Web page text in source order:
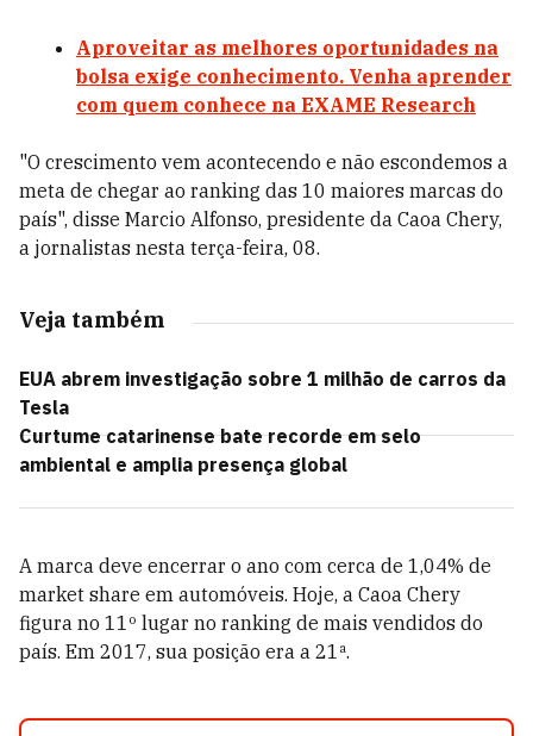
Aproveitar as melhores oportunidades na
bolsa exige conhecimento. Venha aprender
com quem conhece na EXAME Research
"O crescimento vem acontecendo e não escondemos a
meta de chegar ao ranking das 10 maiores marcas do
país", disse Marcio Alfonso, presidente da Caoa Chery,
a jornalistas nesta terça-feira, 08.
Veja também
EUA abrem investigação sobre 1 milhão de carros da
Tesla
Curtume catarinense bate recorde em selo
ambiental e amplia presença global
A marca deve encerrar o ano com cerca de 1,04% de
market share em automóveis. Hoje, a Caoa Chery
figura no 11º lugar no ranking de mais vendidos do
país. Em 2017, sua posição era a 21ª.